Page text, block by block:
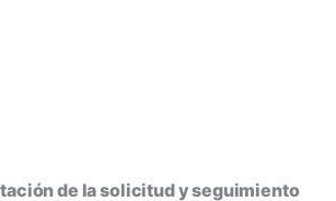
de la solicitud y seguimiento